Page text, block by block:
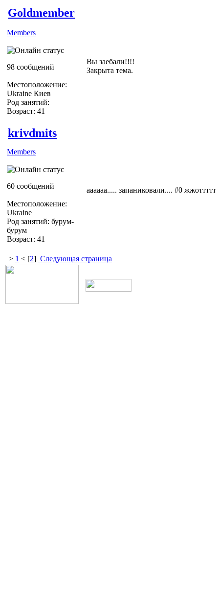
Goldmember
Members
98 сообщений
Местоположение:
Ukraine Киев
Род занятий:
Возраст: 41
Вы заебали!!!!
Закрыта тема.
krivdmits
Members
60 сообщений
Местоположение:
Ukraine
Род занятий: бурум-
бурум
Возраст: 41
аааааа..... запаниковали.... #0 жжоттттт
> 1 < [2] Следующая страница